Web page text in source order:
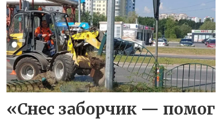
«Снес заборчик — помог